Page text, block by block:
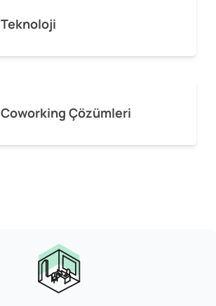
Teknoloji
Coworking Çözümleri